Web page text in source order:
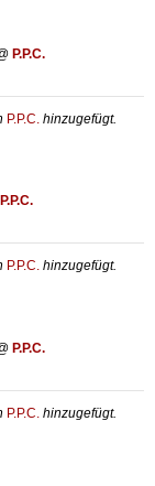
P.P.C.
P.P.C. hinzugefügt.
P.P.C.
P.P.C. hinzugefügt.
P.P.C.
P.P.C. hinzugefügt.